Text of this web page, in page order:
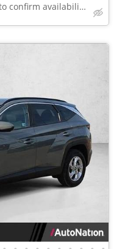
Call (888) 201-6517 to confirm availability - May 14th